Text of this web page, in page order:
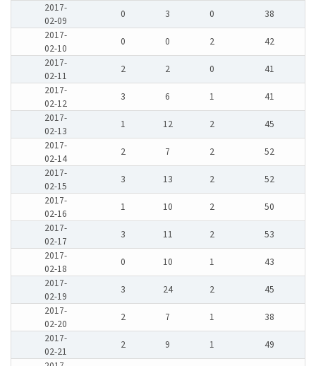
2017-
02-09
0 3 0
38
2017-
02-10
0 0 2
42
2017-
02-11
2 2 0
41
2017-
02-12
3 6 1
41
2017-
02-13
1 12 2
45
2017-
02-14
2 7 2
52
2017-
02-15
3 13 2
52
2017-
02-16
1 10 2
50
2017-
02-17
3 11 2
53
2017-
02-18
0 10 1
43
2017-
02-19
3 24 2
45
2017-
02-20
2 7 1
38
2017-
02-21
2 9 1
49